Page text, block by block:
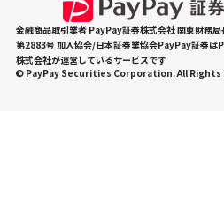
金融商品取引業者 PayPay証券株式会社 関東財務局
第2883号 加入協会/日本証券業協会PayPay証券は
株式会社が運営しているサービスです
© PayPay Securities Corporation. All Rights